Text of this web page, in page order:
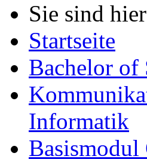
Sie sind
Startseite
Bachelor of
Informatik